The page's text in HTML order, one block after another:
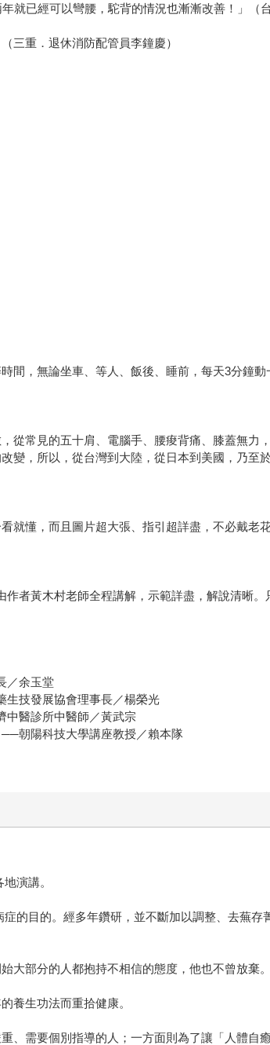
就已經可以彎腰，駝背的情況也漸漸改善！」（
三重．退休消防配管員李鐘慶）
間，無論坐車、等人、飯後、睡前，每天3分鐘
從常見的五十肩、電腦手、腰痠背痛、膝蓋無力
，所以，從台灣到大陸，從日本到美國，乃至
懂，而且圖片超大張、指引超詳盡，不必戴老
者黃木村老師全程講解，示範詳盡，解說清晰
／余玉堂
生技發展協會理事長／楊榮光
中醫診所中醫師／黃武宗
──朝陽科技大學講座教授／賴本隊
演講。
的目的。經多年鑽研，並不斷加以調整、去蕪存
部分的人都抱持不相信的態度，他也不曾放棄。
養生功法而重拾健康。
需要個別指導的人；一方面則為了讓「人體自